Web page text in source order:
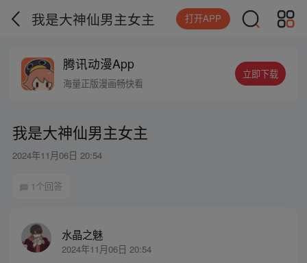
我是大神仙男主女主 打开APP
腾讯动漫App
海量正版漫画畅快看
立即下载
我是大神仙男主女主
2024年11月06日 20:54
1个回答
水晶之魅
2024年11月06日 20:54